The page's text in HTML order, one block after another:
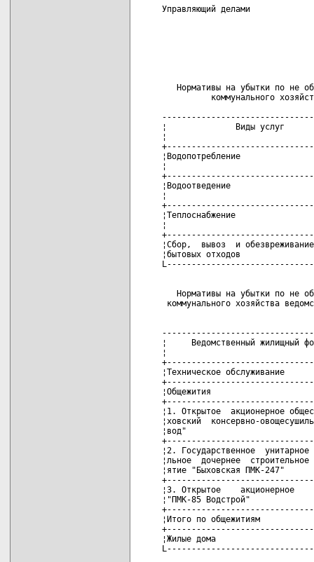
Управляющий делами
Нормативы на убытки по не
коммунального
¦              Виды услуг
¦
¦Водопотребление
¦
¦Водоотведение
¦
¦Теплоснабжение
¦
¦Сбор,  вывоз  и
¦бытовых отходов
Нормативы на убытки по не
коммунального хозяйства
¦     Ведомственный жилищный
¦
¦Техническое
¦Общежития
¦1. Открытое
¦ховский  консервно-
¦вод"
¦2. Государственное
¦льное  дочернее
¦ятие "Быховская ПМК-
¦3. Открытое
¦"ПМК-85 Водстрой"
¦Итого по общежитиям
¦Жилые дома